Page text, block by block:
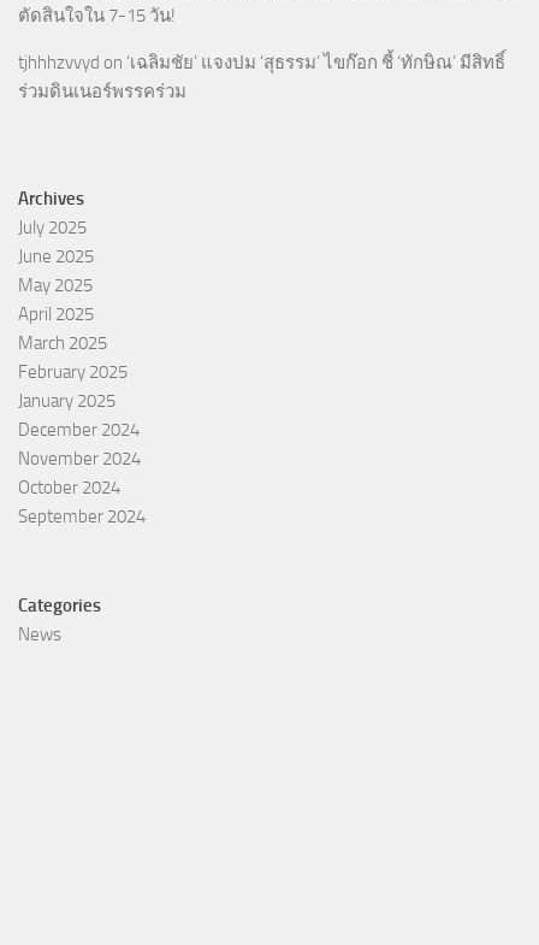
ตัดสินใจใน 7-15 วัน!
tjhhhzvvyd on ‘เฉลิมชัย’ แจงปม ‘สุธรรม’ ไขก๊อก ชี้ ‘ทักษิณ’ มีสิทธิ์
ร่วมดินเนอร์พรรคร่วม
Archives
July 2025
June 2025
May 2025
April 2025
March 2025
February 2025
January 2025
December 2024
November 2024
October 2024
September 2024
Categories
News